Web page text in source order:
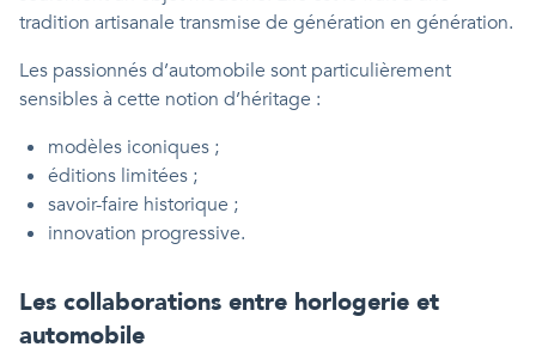
tradition artisanale transmise de génération en génération.
Les passionnés d’automobile sont particulièrement
sensibles à cette notion d’héritage :
modèles iconiques ;
éditions limitées ;
savoir-faire historique ;
innovation progressive.
Les collaborations entre horlogerie et
automobile